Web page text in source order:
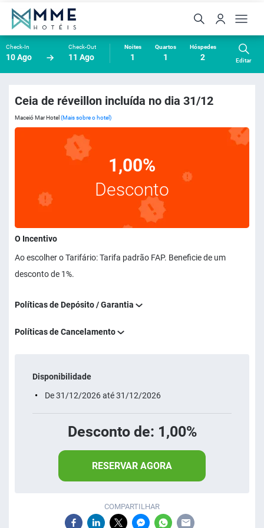
Check-In
10 Ago
Check-Out
11 Ago
Noites
1
Quartos
1
Hóspedes
2 Editar
Ceia de réveillon incluída no dia 31/12
Maceió Mar Hotel (Mais sobre o hotel)
1,00%
Desconto
O Incentivo
Ao escolher o Tarifário: Tarifa padrão FAP. Beneficie de um
desconto de 1%.
Políticas de Depósito / Garantia
Políticas de Cancelamento
Disponibilidade
De 31/12/2026 até 31/12/2026
Desconto de: 1,00%
RESERVAR AGORA
COMPARTILHAR